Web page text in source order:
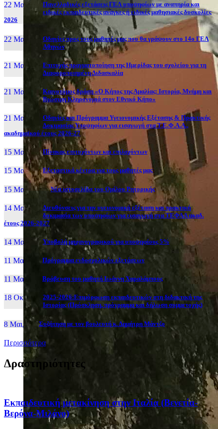
22 Μαι, 26
Πανελλαδικές εξετάσεις ΓΕΛ υποψηφίων με αναπηρία και
ειδικές εκπαιδευτικές ανάγκες ή ειδικές μαθησιακές δυσκολίες
2026
22 Μαι, 26
Οδηγίες προς τους μαθητές μας που θα γράψουν στο 14ο ΓΕΛ
Αθηνών
21 Μαι, 26
Επιτυχής πραγματοποίηση της Ημερίδας του σχολείου για τη
Διαφοροποιημένη Διδασκαλία
21 Μαι, 26
Καινοτόμος δράση «Ο Κήπος της Αμαλίας: Ιστορία, Μνήμη και
Βιώσιμη Κληρονομιά στον Εθνικό Κήπο»
21 Μαι, 26
Οδηγίες και Πρόγραμμα Υγειονομικής Εξέτασης & Πρακτικής
Δοκιμασίας Υποψηφίων για εισαγωγή στα Τ.Ε.Φ.Α.Α.,
ακαδημαϊκού έτους 2026-27
15 Μαι, 26 Πίνακας επιτυχόντων και επιλαχόντων
15 Μαι, 26 Εξεταστικά κέντρα για τους μαθητές μας
15 Μαι, 2026 Νέα ιστοσελίδα του Ομίλου Ρητορικής
14 Μαι, 26
Διευθύνσεις για την υγειονομική εξέταση και πρακτική
δοκιμασία των υποψηφίων για εισαγωγή στα ΤΕΦΑΑ ακαδ.
έτους 2026-2027
14 Μαι, 26 Yποβολή μηχανογραφικού για υποψηφίους 5%
11 Μαι, 26 Πρόγραμμα ενδοσχολικών εξετάσεων
11 Μαι, 26 Βράβευση του μαθητή Ιωάννη Χαραλάμπους
18 Οκτ, 25
2025-2026:Επιμόρφωση εκπαιδευτικών στη διδακτική της
Ιστορίας (Πρόσκληση, πρόγραμμα και δήλωση συμμετοχής)
8 Μαι, 26 Συζήτηση με τον βουλευτή κ. Δημήτρη Μάντζο
Περισσότερα
Δραστηριότητες
Eκπαιδευτική μετακίνηση στην Ιταλία (Βενετία-
Βερόνα-Μιλάνο)